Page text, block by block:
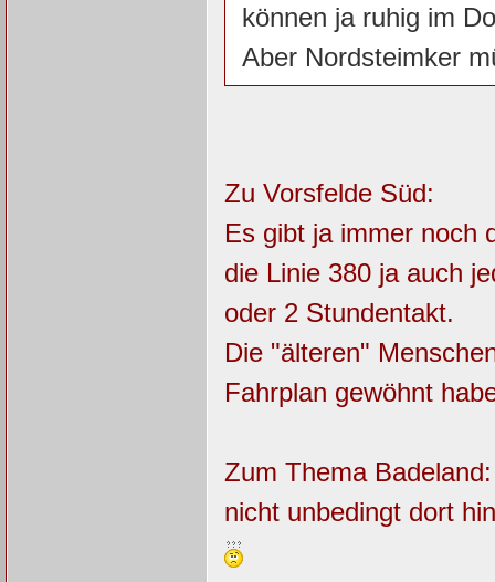
können ja ruhig im
Aber Nordsteimker
Zu Vorsfelde Süd:
Es gibt ja immer noch
die Linie 380 ja auch
oder 2 Stundentakt.
Die "älteren"
Fahrplan gewöhnt
Zum Thema
nicht unbedingt dort